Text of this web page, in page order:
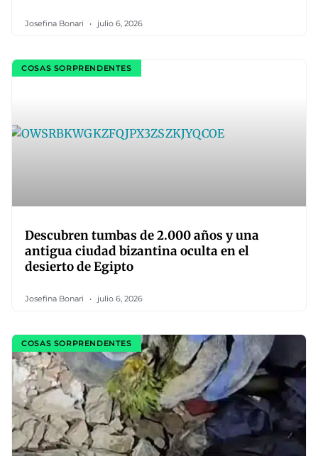
Josefina Bonari julio 6, 2026
COSAS SORPRENDENTES
Descubren tumbas de 2.000 años y una
antigua ciudad bizantina oculta en el
desierto de Egipto
Josefina Bonari julio 6, 2026
COSAS SORPRENDENTES